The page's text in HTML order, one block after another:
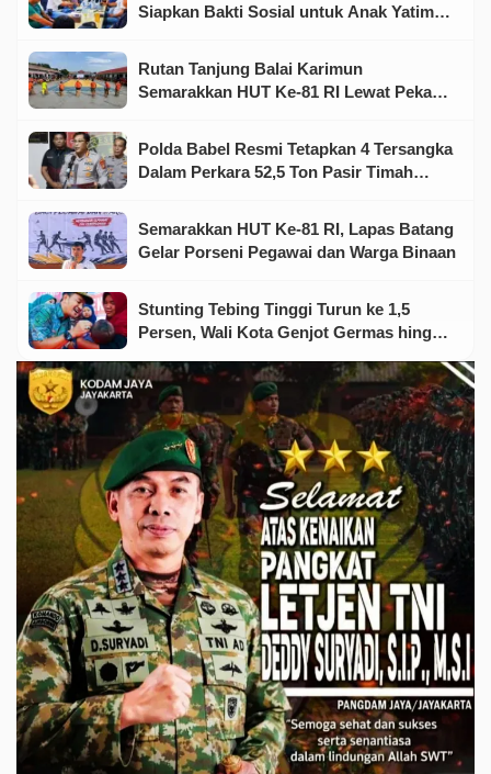
Siapkan Bakti Sosial untuk Anak Yatim
Rutan Tanjung Balai Karimun
Semarakkan HUT Ke-81 RI Lewat Pekan
Polda Babel Resmi Tetapkan 4 Tersangka
Dalam Perkara 52,5 Ton Pasir Timah
Semarakkan HUT Ke-81 RI, Lapas Batang
Gelar Porseni Pegawai dan Warga Binaan
Stunting Tebing Tinggi Turun ke 1,5
Persen, Wali Kota Genjot Germas hingga